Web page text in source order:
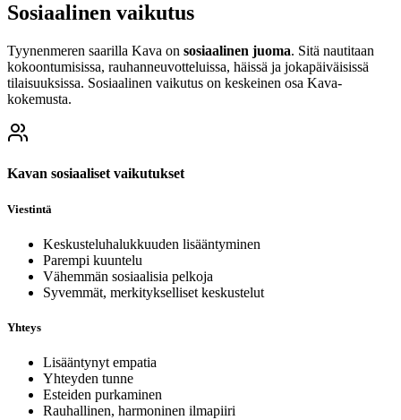
Sosiaalinen vaikutus
Tyynenmeren saarilla Kava on sosiaalinen juoma. Sitä nautitaan
kokoontumisissa, rauhanneuvotteluissa, häissä ja jokapäiväisissä
tilaisuuksissa. Sosiaalinen vaikutus on keskeinen osa Kava-
kokemusta.
Kavan sosiaaliset vaikutukset
Viestintä
Keskusteluhalukkuuden lisääntyminen
Parempi kuuntelu
Vähemmän sosiaalisia pelkoja
Syvemmät, merkitykselliset keskustelut
Yhteys
Lisääntynyt empatia
Yhteyden tunne
Esteiden purkaminen
Rauhallinen, harmoninen ilmapiiri